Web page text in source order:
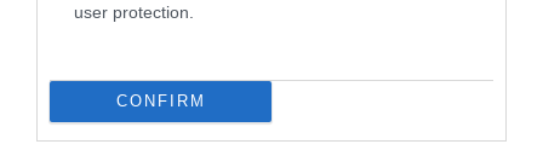
user protection.
CONFIRM